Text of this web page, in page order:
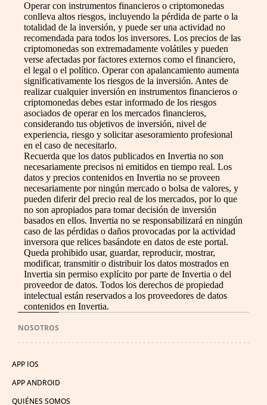
Operar con instrumentos financieros o criptomonedas
conlleva altos riesgos, incluyendo la pérdida de parte o la
totalidad de la inversión, y puede ser una actividad no
recomendada para todos los inversores. Los precios de las
criptomonedas son extremadamente volátiles y pueden
verse afectadas por factores externos como el financiero,
el legal o el político. Operar con apalancamiento aumenta
significativamente los riesgos de la inversión. Antes de
realizar cualquier inversión en instrumentos financieros o
criptomonedas debes estar informado de los riesgos
asociados de operar en los mercados financieros,
considerando tus objetivos de inversión, nivel de
experiencia, riesgo y solicitar asesoramiento profesional
en el caso de necesitarlo.
Recuerda que los datos publicados en Invertia no son
necesariamente precisos ni emitidos en tiempo real. Los
datos y precios contenidos en Invertia no se proveen
necesariamente por ningún mercado o bolsa de valores, y
pueden diferir del precio real de los mercados, por lo que
no son apropiados para tomar decisión de inversión
basados en ellos. Invertia no se responsabilizará en ningún
caso de las pérdidas o daños provocadas por la actividad
inversora que relices basándote en datos de este portal.
Queda prohibido usar, guardar, reproducir, mostrar,
modificar, transmitir o distribuir los datos mostrados en
Invertia sin permiso explícito por parte de Invertia o del
proveedor de datos. Todos los derechos de propiedad
intelectual están reservados a los proveedores de datos
contenidos en Invertia.
NOSOTROS
APP IOS
APP ANDROID
QUIÉNES SOMOS